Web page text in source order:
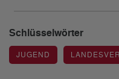
Schlüsselwörter
JUGEND